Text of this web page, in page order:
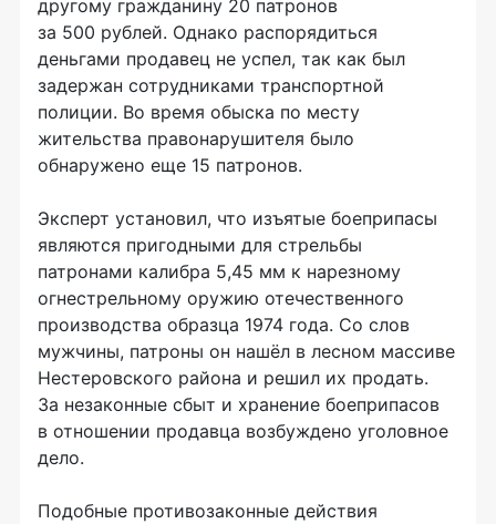
другому гражданину 20 патронов
за 500 рублей. Однако распорядиться
деньгами продавец не успел, так как был
задержан сотрудниками транспортной
полиции. Во время обыска по месту
жительства правонарушителя было
обнаружено еще 15 патронов.
Эксперт установил, что изъятые боеприпасы
являются пригодными для стрельбы
патронами калибра 5,45 мм к нарезному
огнестрельному оружию отечественного
производства образца 1974 года. Со слов
мужчины, патроны он нашёл в лесном массиве
Нестеровского района и решил их продать.
За незаконные сбыт и хранение боеприпасов
в отношении продавца возбуждено уголовное
дело.
Подобные противозаконные действия